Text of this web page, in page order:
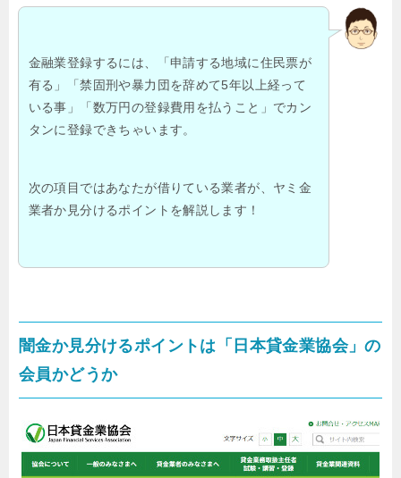
金融業登録するには、「申請する地域に住民票が
有る」「禁固刑や暴力団を辞めて5年以上経って
いる事」「数万円の登録費用を払うこと」でカン
タンに登録できちゃいます。
次の項目ではあなたが借りている業者が、ヤミ金
業者か見分けるポイントを解説します！
闇金か見分けるポイントは「日本貸金業協会」の
会員かどうか